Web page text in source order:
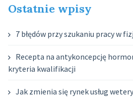
Ostatnie wpisy
7 błędów przy szukaniu pracy w
Recepta na antykoncepcję
kryteria kwalifikacji
Jak zmienia się rynek usług